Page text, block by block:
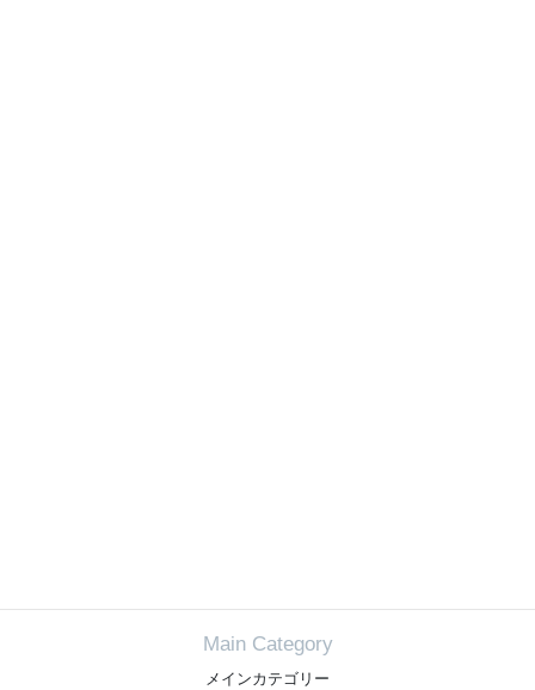
Main Category
メインカテゴリー